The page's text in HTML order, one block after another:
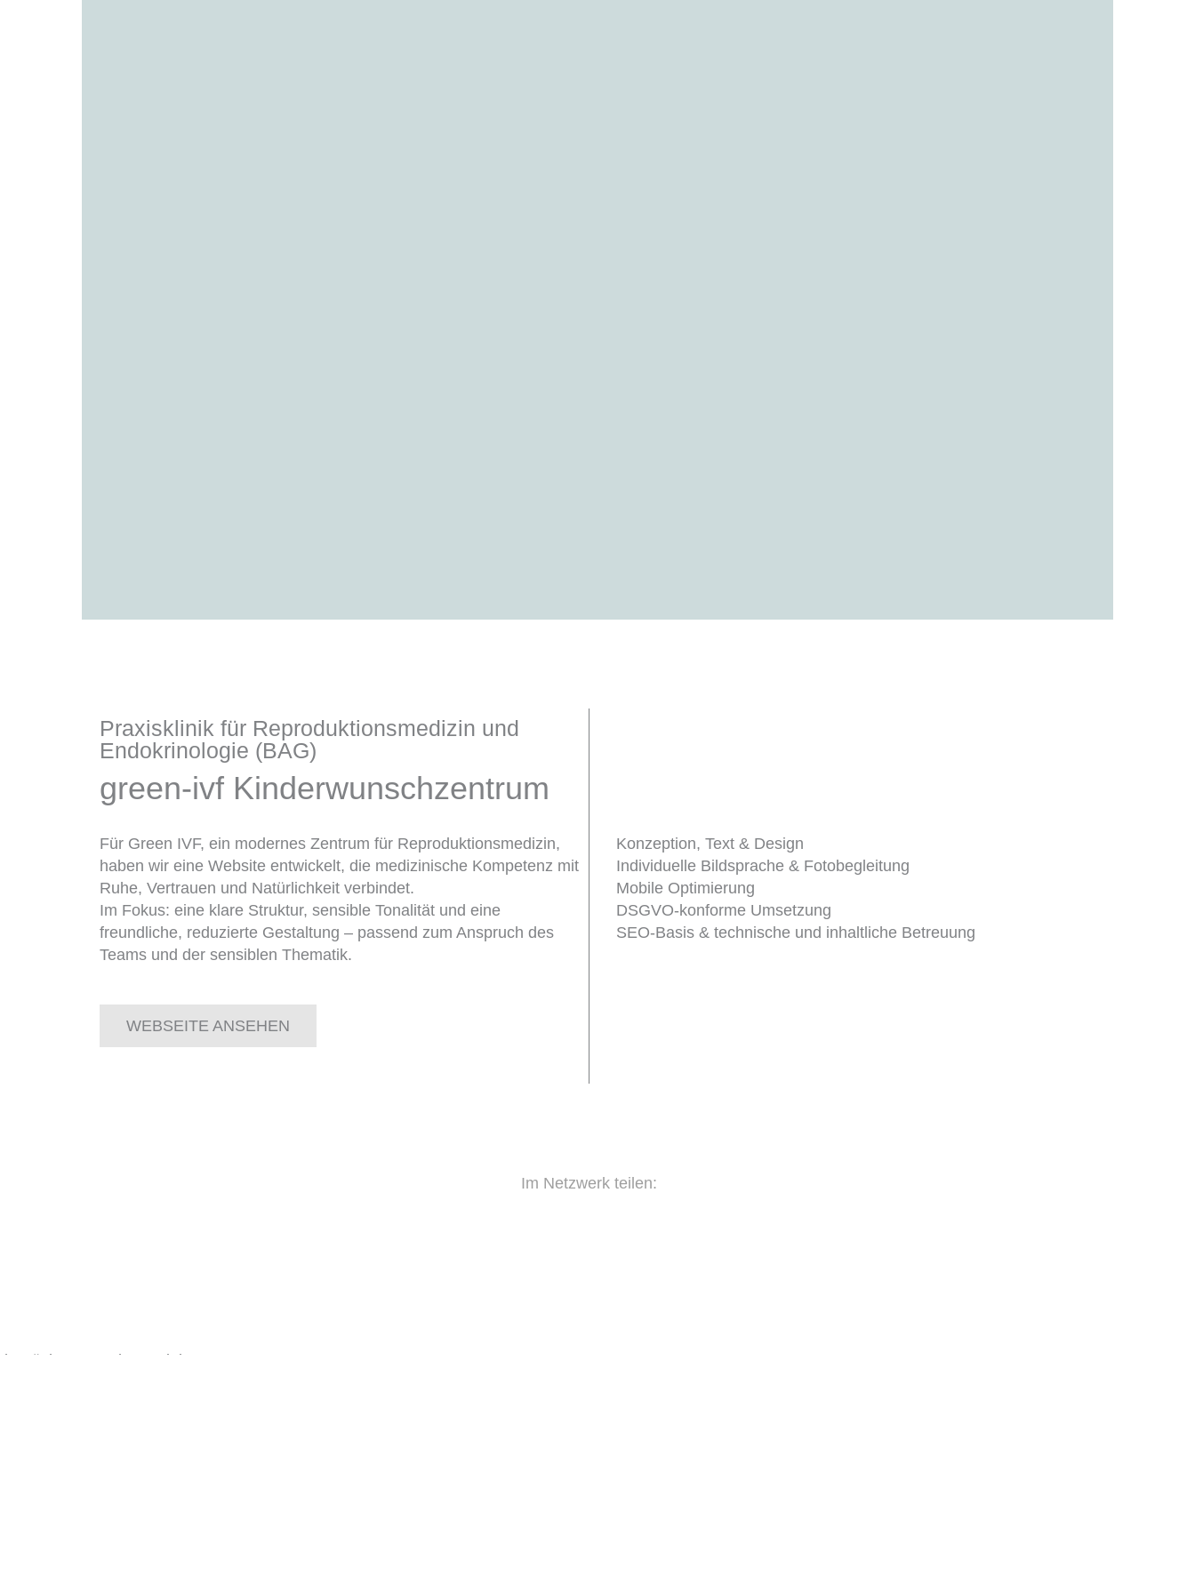
Praxisklinik für Reproduktionsmedizin und
Endokrinologie (BAG)
green-ivf Kinderwunschzentrum
Für Green IVF, ein modernes Zentrum für Reproduktionsmedizin,
haben wir eine Website entwickelt, die medizinische Kompetenz mit
Ruhe, Vertrauen und Natürlichkeit verbindet.
Im Fokus: eine klare Struktur, sensible Tonalität und eine
freundliche, reduzierte Gestaltung – passend zum Anspruch des
Teams und der sensiblen Thematik.
WEBSEITE ANSEHEN
Konzeption, Text & Design
Individuelle Bildsprache & Fotobegleitung
Mobile Optimierung
DSGVO-konforme Umsetzung
SEO-Basis & technische und inhaltliche Betreuung
Im Netzwerk teilen:
Ihr nächstes motho-Projekt?